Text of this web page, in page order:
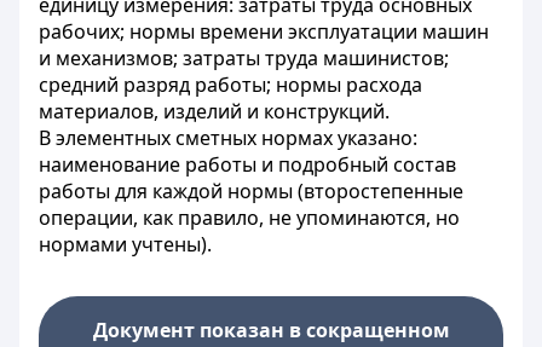
рабочих; нормы времени эксплуатации машин
и механизмов; затраты труда машинистов;
средний разряд работы; нормы расхода
материалов, изделий и конструкций.
В элементных сметных нормах указано:
наименование работы и подробный состав
работы для каждой нормы (второстепенные
операции, как правило, не упоминаются, но
нормами учтены).
Документ показан в сокращенном